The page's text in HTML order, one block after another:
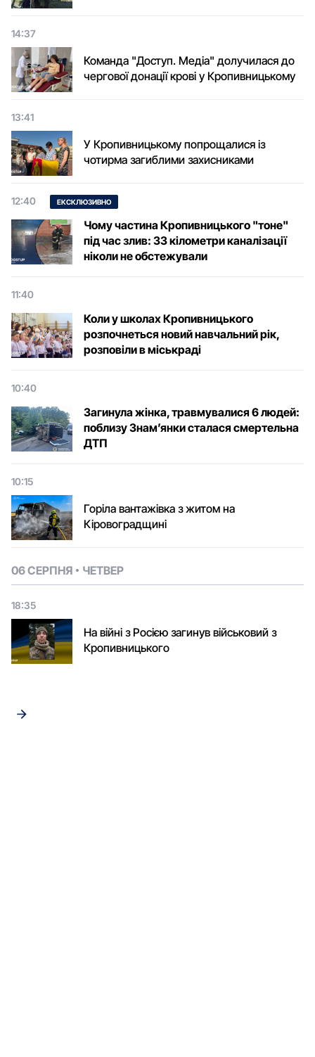
14:37
Команда "Доступ. Медіа" долучилася до
чергової донації крові у Кропивницькому
13:41
У Кропивницькому попрощалися із
чотирма загиблими захисниками
12:40 ЕКСКЛЮЗИВНО
Чому частина Кропивницького "тоне"
під час злив: 33 кілометри каналізації
ніколи не обстежували
11:40
Коли у школах Кропивницького
розпочнеться новий навчальний рік,
розповіли в міськраді
10:40
Загинула жінка, травмувалися 6 людей:
поблизу Знам’янки сталася смертельна
ДТП
10:15
Горіла вантажівка з житом на
Кіровоградщині
06 СЕРПНЯ ЧЕТВЕР
18:35
На війні з Росією загинув військовий з
Кропивницького